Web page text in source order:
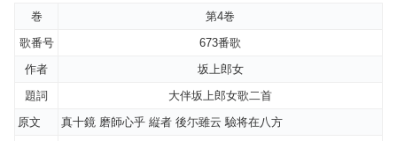
巻
第4巻
歌番号
673番歌
作者
坂上郎女
題詞
大伴坂上郎女歌二首
原文
真十鏡 磨師心乎 縦者 後尓雖云 驗将在八方